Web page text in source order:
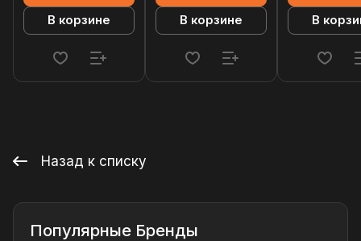
В корзине
В корзине
В
Назад к списку
Популярные Бренды